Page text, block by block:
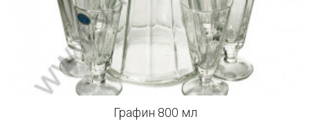
Графин 800 мл